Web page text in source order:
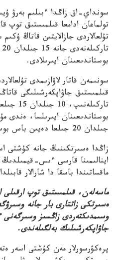
سونداي-اق زاڭدا ءبىلىم بەرۋ
تولماعان ادامعا قىلمىستىق توپ
تۇلعالاردى جازالايتىن قاتاڭ
بوستاندىعىنان ايىرىلادى.
سونىمەن قاتار لاۋازىمدى
قىلمىستىق جاۋاپكەرشىلىگى
جىلدان 20 جىلعا دەيىن باس بوستاندىعىنان ايىرىلادى.
زاڭدا ەسىرتكىنىڭ جانە كۇشتى
اينالىمىنا قارسى ءىس-قيمىلدىڭ
ماقساتىندا باسقا دا شارالار
ماسەلەن، قىلمىستىق توپ ارقىلى
ەسىرتكى زاتتارى بار جانە
وسىمدىكتەردى زاڭسىز
جاۋاپكەرشىلىك بەلگىلەندى.
پرەكۋرسورلار مەن كۇشتى اسەر